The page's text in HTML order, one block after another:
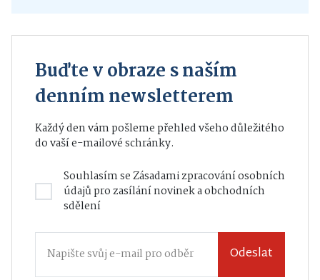
Buďte v obraze s naším
denním newsletterem
Každý den vám pošleme přehled všeho důležitého
do vaší e-mailové schránky.
Souhlasím seZásadami zpracování osobních
údajůpro zasílání novinek a obchodních
sdělení
Odeslat